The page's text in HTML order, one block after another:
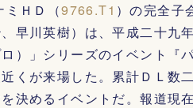
ミＨＤ（9766.T1 ）の完全子
早川英樹）は、平成二十九
）」シリーズのイベント『
くが来場した。累計ＤＬ数
決めるイベントだ。報道現